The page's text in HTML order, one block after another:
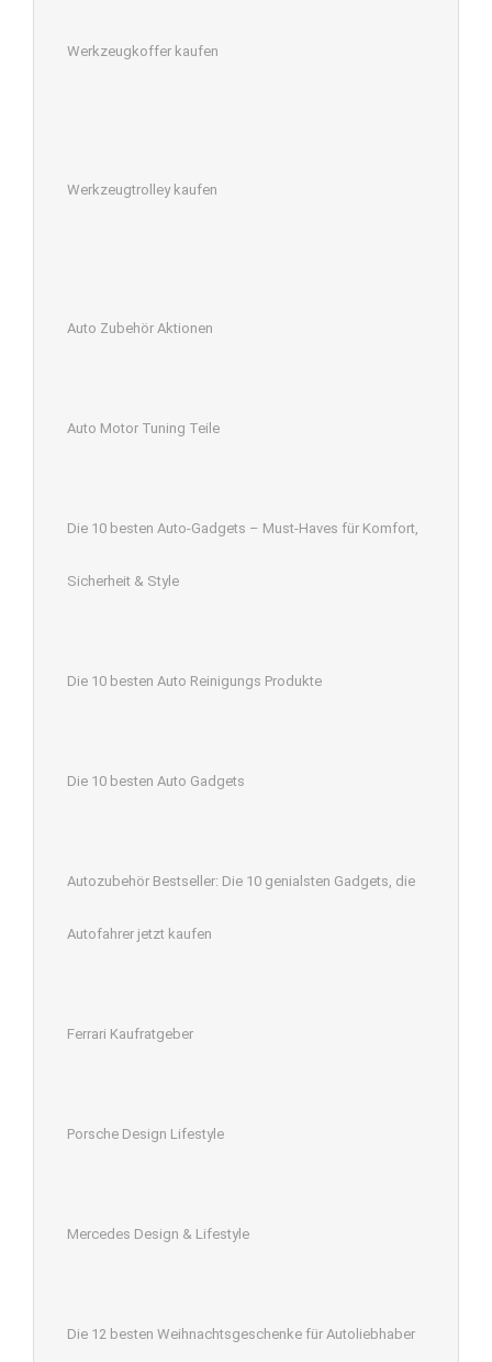
Werkzeugkoffer kaufen
Werkzeugtrolley kaufen
Auto Zubehör Aktionen
Auto Motor Tuning Teile
Die 10 besten Auto-Gadgets – Must-Haves für Komfort,
Sicherheit & Style
Die 10 besten Auto Reinigungs Produkte
Die 10 besten Auto Gadgets
Autozubehör Bestseller: Die 10 genialsten Gadgets, die
Autofahrer jetzt kaufen
Ferrari Kaufratgeber
Porsche Design Lifestyle
Mercedes Design & Lifestyle
Die 12 besten Weihnachtsgeschenke für Autoliebhaber